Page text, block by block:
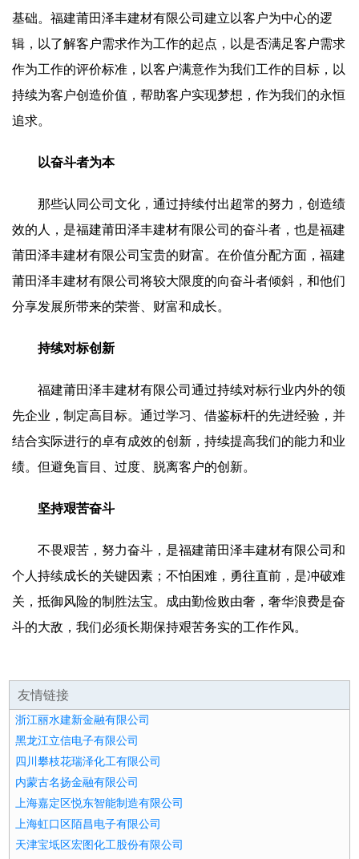
基础。福建莆田泽丰建材有限公司建立以客户为中心的逻
辑，以了解客户需求作为工作的起点，以是否满足客户需求
作为工作的评价标准，以客户满意作为我们工作的目标，以
持续为客户创造价值，帮助客户实现梦想，作为我们的永恒
追求。
以奋斗者为本
那些认同公司文化，通过持续付出超常的努力，创造绩
效的人，是福建莆田泽丰建材有限公司的奋斗者，也是福建
莆田泽丰建材有限公司宝贵的财富。在价值分配方面，福建
莆田泽丰建材有限公司将较大限度的向奋斗者倾斜，和他们
分享发展所带来的荣誉、财富和成长。
持续对标创新
福建莆田泽丰建材有限公司通过持续对标行业内外的领
先企业，制定高目标。通过学习、借鉴标杆的先进经验，并
结合实际进行的卓有成效的创新，持续提高我们的能力和业
绩。但避免盲目、过度、脱离客户的创新。
坚持艰苦奋斗
不畏艰苦，努力奋斗，是福建莆田泽丰建材有限公司和
个人持续成长的关键因素；不怕困难，勇往直前，是冲破难
关，抵御风险的制胜法宝。成由勤俭败由奢，奢华浪费是奋
斗的大敌，我们必须长期保持艰苦务实的工作作风。
友情链接
浙江丽水建新金融有限公司
黑龙江立信电子有限公司
四川攀枝花瑞泽化工有限公司
内蒙古名扬金融有限公司
上海嘉定区悦东智能制造有限公司
上海虹口区陌昌电子有限公司
天津宝坻区宏图化工股份有限公司